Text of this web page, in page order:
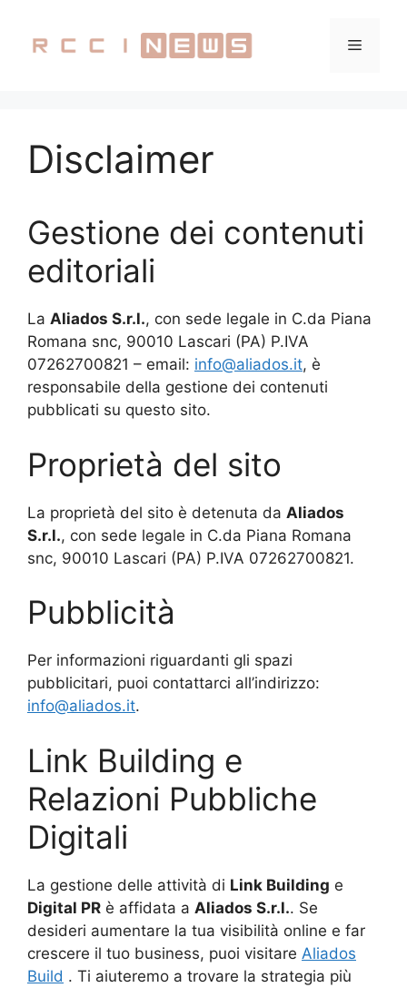
contenuto
Menu
Disclaimer
Gestione dei contenuti
editoriali
La Aliados S.r.l., con sede legale in C.da Piana
Romana snc, 90010 Lascari (PA) P.IVA
07262700821 – email: info@aliados.it, è
responsabile della gestione dei contenuti
pubblicati su questo sito.
Proprietà del sito
La proprietà del sito è detenuta da Aliados
S.r.l., con sede legale in C.da Piana Romana
snc, 90010 Lascari (PA) P.IVA 07262700821.
Pubblicità
Per informazioni riguardanti gli spazi
pubblicitari, puoi contattarci all’indirizzo:
info@aliados.it.
Link Building e
Relazioni Pubbliche
Digitali
La gestione delle attività di Link Building e
Digital PR è affidata a Aliados S.r.l.. Se
desideri aumentare la tua visibilità online e far
crescere il tuo business, puoi visitare Aliados
Build . Ti aiuteremo a trovare la strategia più